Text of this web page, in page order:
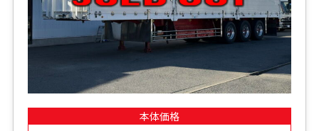
本体価格